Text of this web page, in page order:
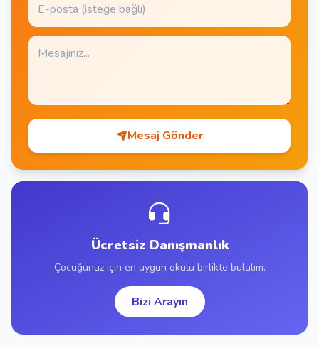
Mesaj Gönder
Ücretsiz Danışmanlık
Çocuğunuz için en uygun okulu birlikte bulalım.
Bizi Arayın